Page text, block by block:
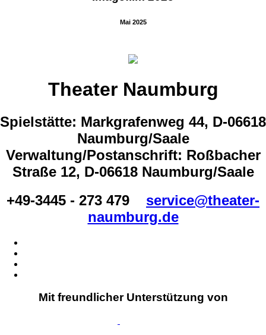
Mai 2025
Theater Naumburg
Spielstätte: Markgrafenweg 44, D-06618
Naumburg/Saale
Verwaltung/Postanschrift: Roßbacher
Straße 12, D-06618 Naumburg/Saale
+49-3445 - 273 479
service@theater-
naumburg.de
Mit freundlicher Unterstützung von